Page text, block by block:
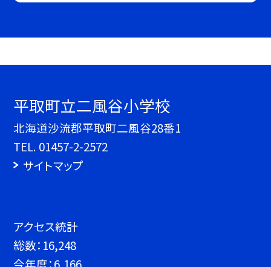
平取町立二風谷小学校
北海道沙流郡平取町二風谷28番1
TEL. 01457-2-2572
サイトマップ
アクセス統計
総数： 16,248
今年度：6,166